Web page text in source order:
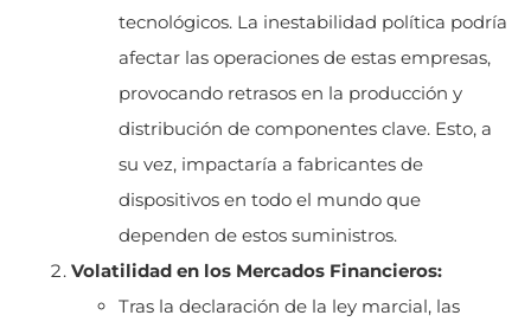
tecnológicos. La inestabilidad política podría
afectar las operaciones de estas empresas,
provocando retrasos en la producción y
distribución de componentes clave. Esto, a
su vez, impactaría a fabricantes de
dispositivos en todo el mundo que
dependen de estos suministros.
Volatilidad en los Mercados Financieros:
Tras la declaración de la ley marcial, las